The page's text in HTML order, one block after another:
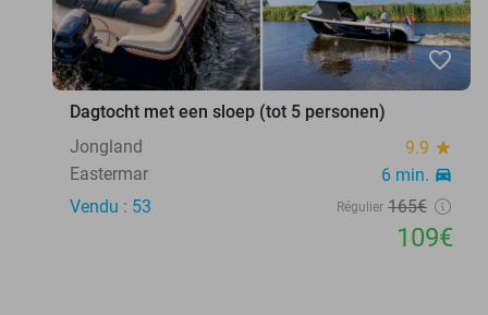
favorite_border
Dagtocht met een sloep (tot 5 personen)
Jongland
9.9 star
Eastermar 6 min. directions_car
Vendu : 53 Régulier 165€
109€